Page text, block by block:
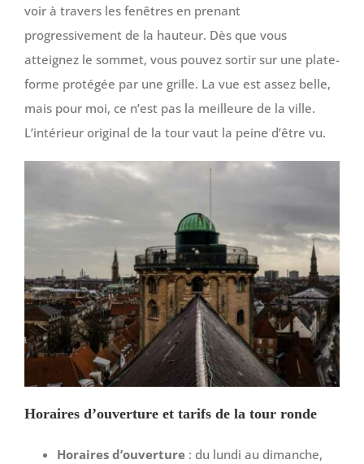
voir à travers les fenêtres en prenant
progressivement de la hauteur. Dès que vous
atteignez le sommet, vous pouvez sortir sur une plate-
forme protégée par une grille. La vue est assez belle,
mais pour moi, ce n’est pas la meilleure de la ville.
L’intérieur original de la tour vaut la peine d’être vu.
Horaires d’ouverture et tarifs de la tour ronde
Horaires d’ouverture: du lundi au dimanche,